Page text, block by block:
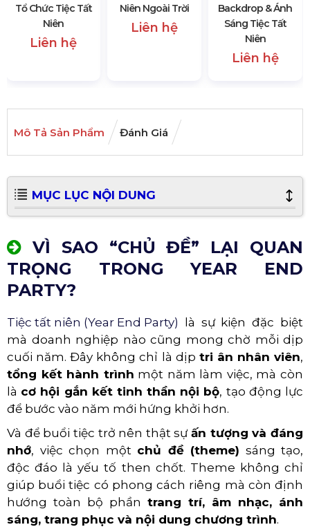
Tổ Chức Tiệc Tất
Niên
Liên hệ
Niên Ngoài Trời
Liên hệ
Backdrop & Ánh
Sáng Tiệc Tất
Niên
Liên hệ
Mô Tả Sản Phẩm Đánh Giá
MỤC LỤC NỘI DUNG
VÌ SAO “CHỦ ĐỀ” LẠI QUAN
TRỌNG TRONG YEAR END
PARTY?
Tiệc tất niên (Year End Party) là sự kiện đặc biệt
mà doanh nghiệp nào cũng mong chờ mỗi dịp
cuối năm. Đây không chỉ là dịp tri ân nhân viên,
tổng kết hành trình một năm làm việc, mà còn
là cơ hội gắn kết tinh thần nội bộ, tạo động lực
để bước vào năm mới hứng khởi hơn.
Và để buổi tiệc trở nên thật sựấn tượng và đáng
nhớ, việc chọn một chủ đề (theme) sáng tạo,
độc đáo là yếu tố then chốt. Theme không chỉ
giúp buổi tiệc có phong cách riêng mà còn định
hướng toàn bộ phần trang trí, âm nhạc, ánh
sáng, trang phục và nội dung chương trình.